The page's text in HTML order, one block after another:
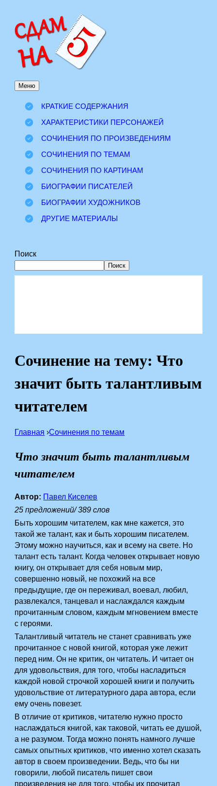
Перейти
к
содержимому
Меню
КРАТКИЕ СОДЕРЖАНИЯ
ХАРАКТЕРИСТИКИ ПЕРСОНАЖЕЙ
СОЧИНЕНИЯ ПО ПРОИЗВЕДЕНИЯМ
СОЧИНЕНИЯ ПО ТЕМАМ
СОЧИНЕНИЯ ПО КАРТИНАМ
БИОГРАФИИ ПИСАТЕЛЕЙ
БИОГРАФИИ ХУДОЖНИКОВ
ДРУГИЕ МАТЕРИАЛЫ
Поиск
Поиск
Сочинение на тему: Что
значит быть талантливым
читателем
Главная ›Сочинения по темам
Что значит быть талантливым
читателем
Автор: Павел Киселев
25 предложений/ 389 слов
Быть хорошим читателем, как мне кажется, это
такой же талант, как и быть хорошим писателем.
Этому можно научиться, как и всему на свете. Но
талант есть талант. Когда человек открывает новую
книгу, он открывает для себя новым мир,
совершенно новый, не похожий на все
предыдущие, где он переживал, воевал, любил,
развлекался, танцевал­ и­ наслаждался каждым
прочитанным словом, каждым мгновением вместе
с героями.
Талантливый читатель не станет сравнивать уже
прочитанное с новой книгой, которая уже лежит
перед ним. Он не критик, он читатель. И читает он
для удовольствия, для того, чтобы насладиться
каждой новой строчкой хорошей книги и получить
удовольствие от литературного дара автора, если
ему очень повезет.
В отличие от критиков, читателю нужно просто
наслаждаться книгой, как таковой, читать ее душой,
а не разумом. Тогда можно понять намного лучше
самых опытных критиков, что именно хотел сказать
автор в своем произведении. Ведь, что бы ни
говорили, любой писатель пишет свои
произведения не для того, чтобы их прочитал